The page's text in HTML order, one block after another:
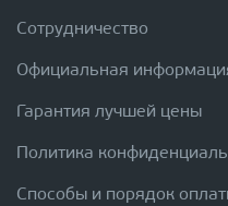
Сотрудничество
Официальная
Гарантия лучшей цены
Политика
Способы и порядок